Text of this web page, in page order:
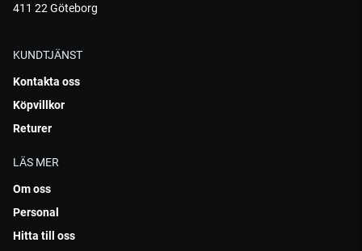
411 22 Göteborg
KUNDTJÄNST
Kontakta oss
Köpvillkor
Returer
LÄS MER
Om oss
Personal
Hitta till oss